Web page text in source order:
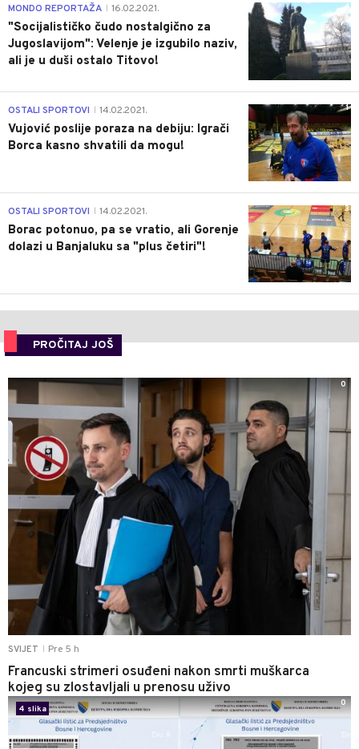
4
MONDO REPORTAŽA 16.02.2021.
"Socijalističko čudo nostalgično za
Jugoslavijom": Velenje je izgubilo naziv,
ali je u duši ostalo Titovo!
1
OSTALI SPORTOVI 14.02.2021.
Vujović poslije poraza na debiju: Igrači
Borca kasno shvatili da mogu!
3
OSTALI SPORTOVI 14.02.2021.
Borac potonuo, pa se vratio, ali Gorenje
dolazi u Banjaluku sa "plus četiri"!
PROČITAJ JOŠ
SVIJET Pre 5 h
Francuski strimeri osuđeni nakon smrti muškarca
kojeg su zlostavljali u prenosu uživo
0
4 slika
0